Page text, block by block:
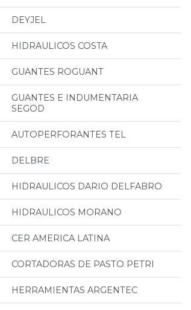
DEYJEL
HIDRAULICOS COSTA
GUANTES ROGUANT
GUANTES E INDUMENTARIA
SEGOD
AUTOPERFORANTES TEL
DELBRE
HIDRAULICOS DARIO DELFABRO
HIDRAULICOS MORANO
CER AMERICA LATINA
CORTADORAS DE PASTO PETRI
HERRAMIENTAS ARGENTEC